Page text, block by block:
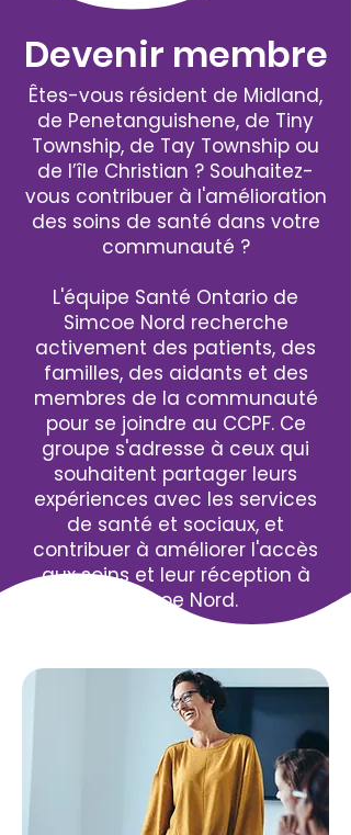
Devenir membre
Êtes-vous résident de Midland,
de Penetanguishene, de Tiny
Township, de Tay Township ou
de l’île Christian ? Souhaitez-
vous contribuer à l'amélioration
des soins de santé dans votre
communauté ?
L'équipe Santé Ontario de
Simcoe Nord recherche
activement des patients, des
familles, des aidants et des
membres de la communauté
pour se joindre au CCPF. Ce
groupe s'adresse à ceux qui
souhaitent partager leurs
expériences avec les services
de santé et sociaux, et
contribuer à améliorer l'accès
aux soins et leur réception à
Simcoe Nord.